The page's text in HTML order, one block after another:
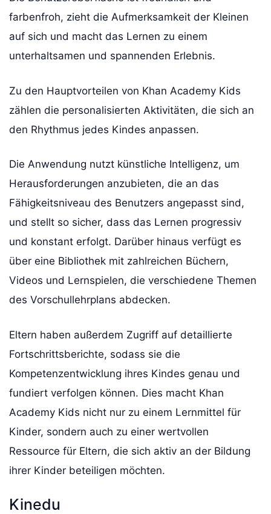
farbenfroh, zieht die Aufmerksamkeit der Kleinen
auf sich und macht das Lernen zu einem
unterhaltsamen und spannenden Erlebnis.
Zu den Hauptvorteilen von Khan Academy Kids
zählen die personalisierten Aktivitäten, die sich an
den Rhythmus jedes Kindes anpassen.
Die Anwendung nutzt künstliche Intelligenz, um
Herausforderungen anzubieten, die an das
Fähigkeitsniveau des Benutzers angepasst sind,
und stellt so sicher, dass das Lernen progressiv
und konstant erfolgt. Darüber hinaus verfügt es
über eine Bibliothek mit zahlreichen Büchern,
Videos und Lernspielen, die verschiedene Themen
des Vorschullehrplans abdecken.
Eltern haben außerdem Zugriff auf detaillierte
Fortschrittsberichte, sodass sie die
Kompetenzentwicklung ihres Kindes genau und
fundiert verfolgen können. Dies macht Khan
Academy Kids nicht nur zu einem Lernmittel für
Kinder, sondern auch zu einer wertvollen
Ressource für Eltern, die sich aktiv an der Bildung
ihrer Kinder beteiligen möchten.
Kinedu